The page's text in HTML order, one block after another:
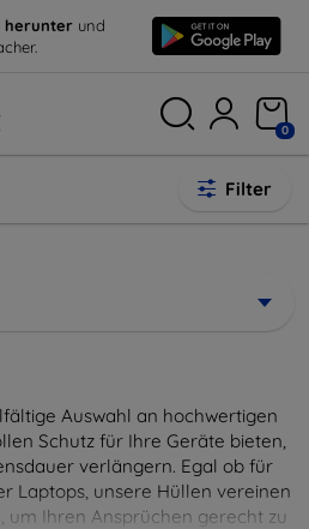
herunter und
0
Filter
Auswahl an hochwertigen
Schutz für Ihre Geräte bieten,
verlängern. Egal ob für
Laptops, unsere Hüllen vereinen
um Ihren Ansprüchen gerecht zu